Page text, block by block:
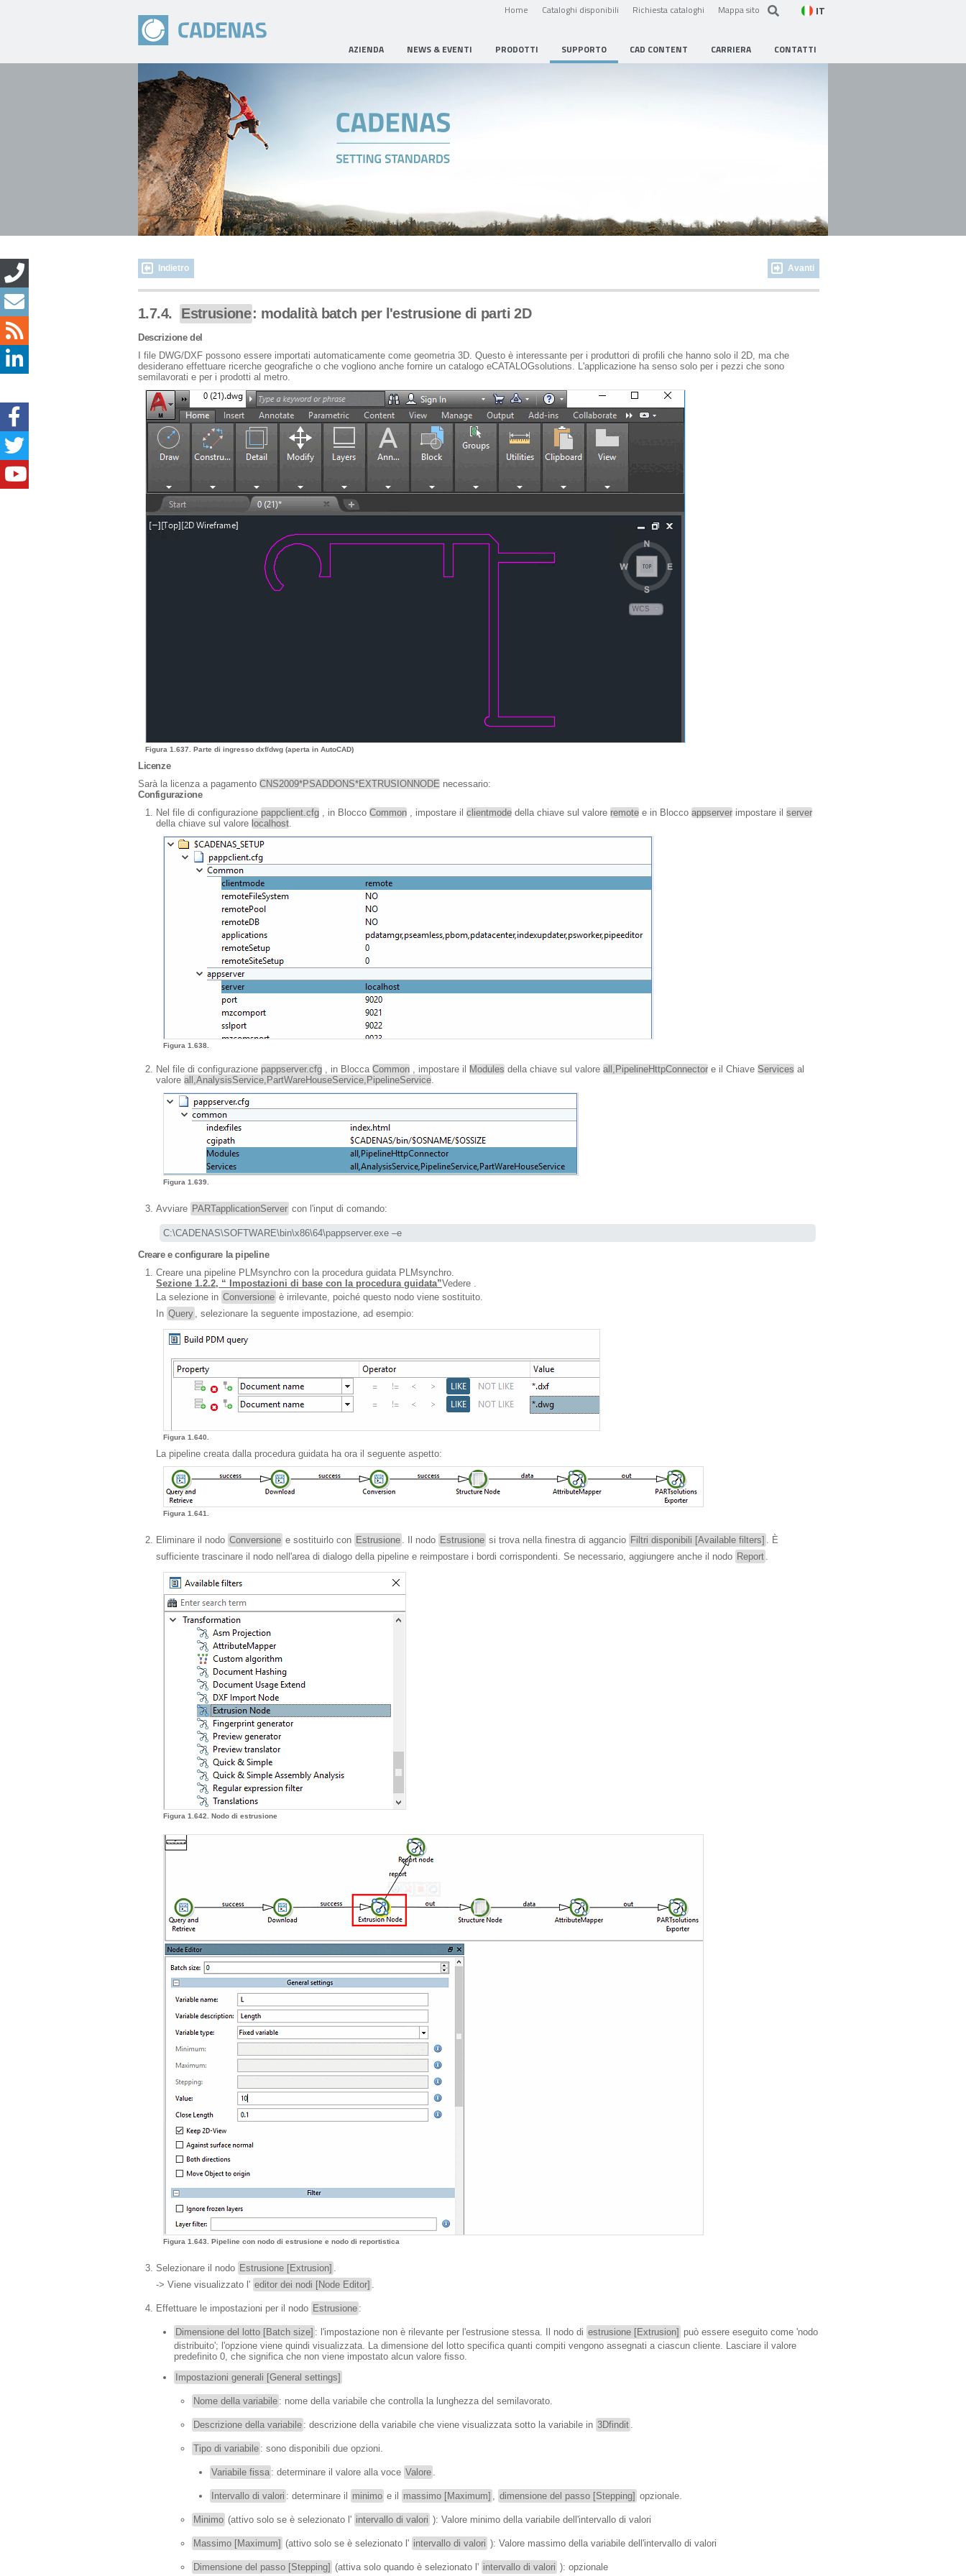
Home Cataloghi disponibili Richiesta cataloghi Mappa sito IT
AZIENDA NEWS & EVENTI PRODOTTI SUPPORTO CAD CONTENT CARRIERA CONTATTI
Indietro Avanti
1.7.4. Estrusione: modalità batch per l'estrusione di parti 2D
Descrizione del
I file DWG/DXF possono essere importati automaticamente come geometria 3D. Questo è interessante per i produttori di profili che hanno solo il 2D, ma che
desiderano effettuare ricerche geografiche o che vogliono anche fornire un catalogo eCATALOGsolutions. L'applicazione ha senso solo per i pezzi che sono
semilavorati e per i prodotti al metro.
Figura 1.637. Parte di ingresso dxf/dwg (aperta in AutoCAD)
Licenze
Sarà la licenza a pagamento CNS2009*PSADDONS*EXTRUSIONNODE necessario:
Configurazione
Nel file di configurazione pappclient.cfg , in Blocco Common , impostare il clientmode della chiave sul valore remote e in Blocco appserver impostare il server
della chiave sul valore localhost.
Figura 1.638.
Nel file di configurazione pappserver.cfg , in Blocca Common , impostare il Modules della chiave sul valore all,PipelineHttpConnector e il Chiave Services al
valore all,AnalysisService,PartWareHouseService,PipelineService.
Figura 1.639.
Avviare PARTapplicationServer con l'input di comando:
C:\CADENAS\SOFTWARE\bin\x86\64\pappserver.exe –e
Creare e configurare la pipeline
Creare una pipeline PLMsynchro con la procedura guidata PLMsynchro.
Sezione 1.2.2, “ Impostazioni di base con la procedura guidata”Vedere .
La selezione in Conversione è irrilevante, poiché questo nodo viene sostituito.
In Query , selezionare la seguente impostazione, ad esempio:
Figura 1.640.
La pipeline creata dalla procedura guidata ha ora il seguente aspetto:
Figura 1.641.
Eliminare il nodo Conversione e sostituirlo con Estrusione . Il nodo Estrusione si trova nella finestra di aggancio Filtri disponibili [Available filters] . È
sufficiente trascinare il nodo nell'area di dialogo della pipeline e reimpostare i bordi corrispondenti. Se necessario, aggiungere anche il nodo Report .
Figura 1.642. Nodo di estrusione
Figura 1.643. Pipeline con nodo di estrusione e nodo di reportistica
Selezionare il nodo Estrusione [Extrusion] .
-> Viene visualizzato l' editor dei nodi [Node Editor] .
Effettuare le impostazioni per il nodo Estrusione :
Dimensione del lotto [Batch size] : l'impostazione non è rilevante per l'estrusione stessa. Il nodo di estrusione [Extrusion] può essere eseguito come 'nodo
distribuito'; l'opzione viene quindi visualizzata. La dimensione del lotto specifica quanti compiti vengono assegnati a ciascun cliente. Lasciare il valore
predefinito 0, che significa che non viene impostato alcun valore fisso.
Impostazioni generali [General settings]
Nome della variabile : nome della variabile che controlla la lunghezza del semilavorato.
Descrizione della variabile : descrizione della variabile che viene visualizzata sotto la variabile in 3Dfindit .
Tipo di variabile : sono disponibili due opzioni.
Variabile fissa : determinare il valore alla voce Valore .
Intervallo di valori : determinare il minimo e il massimo [Maximum] , dimensione del passo [Stepping] opzionale.
Minimo (attivo solo se è selezionato l' intervallo di valori ): Valore minimo della variabile dell'intervallo di valori
Massimo [Maximum] (attivo solo se è selezionato l' intervallo di valori ): Valore massimo della variabile dell'intervallo di valori
Dimensione del passo [Stepping] (attiva solo quando è selezionato l' intervallo di valori ): opzionale